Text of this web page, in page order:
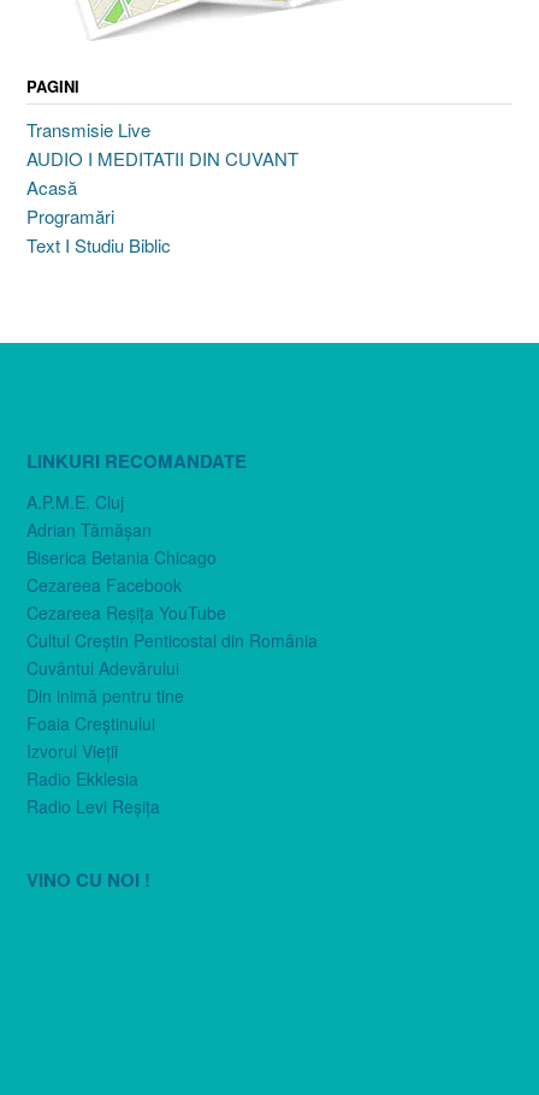
PAGINI
Transmisie Live
AUDIO I MEDITATII DIN CUVANT
Acasă
Programări
Text I Studiu Biblic
LINKURI RECOMANDATE
A.P.M.E. Cluj
Adrian Tămăşan
Biserica Betania Chicago
Cezareea Facebook
Cezareea Reşiţa YouTube
Cultul Creştin Penticostal din România
Cuvântul Adevărului
Din inimă pentru tine
Foaia Creştinului
Izvorul Vieţii
Radio Ekklesia
Radio Levi Reşiţa
VINO CU NOI !